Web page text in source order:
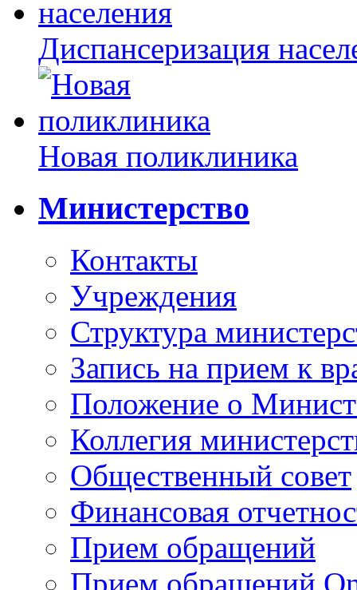
Диспансеризация
Новая поликлиника
Министерство
Контакты
Учреждения
Структура
Запись на прием к
Положение о
Коллегия
Общественный совет
Финансовая
Прием обращений
Прием обращений